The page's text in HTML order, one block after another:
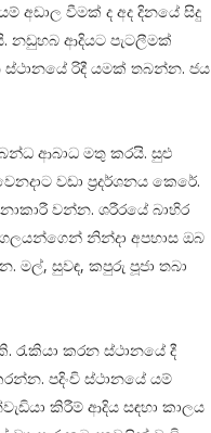
අඩාල වීමක් ද අද දිනයේ සිදු
නඩුහබ ආදියට පැටලීමක්
ස්ථානයේ රිදී යමක් තබන්න. ජය
ආබාධ මතු කරයි. සුළු
වඩා ප්‍රදර්ශනය කෙරේ.
වන්න. ශරීරයේ බාහිර
නින්දා අපහාස ඔබ
මල්, සුවඳ, කපුරු පූජා තබා
කරන ස්ථානයේ දී
පදිංචි ස්ථානයේ යම්
කිරීම් ආදිය සඳහා කාලය